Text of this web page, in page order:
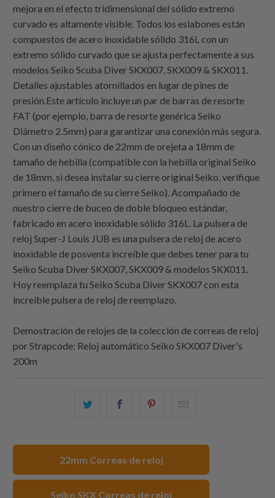
mejora en el efecto tridimensional del sólido extremo
curvado es altamente visible. Todos los eslabones están
compuestos de acero inoxidable sólido 316L con un
extremo sólido curvado que se ajusta perfectamente a sus
modelos Seiko Scuba Diver SKX007, SKX009 & SKX011.
Detalles ajustables atornillados en lugar de pines de
presión.Este artículo incluye un par de barras de resorte
FAT (por ejemplo, barra de resorte genérica Seiko
Diámetro 2.5mm) para garantizar una conexión más segura.
Con un diseño cónico de 22mm de orejeta a 18mm de
tamaño de hebilla (compatible con la hebilla original Seiko
de 18mm, si desea instalar su cierre original Seiko, verifique
primero el tamaño de su cierre Seiko). Acompañado de
nuestro cierre de buceo de doble bloqueo estándar,
fabricado en acero inoxidable sólido 316L. La pulsera de
reloj Super-J Louis JUB es una pulsera de reloj de acero
inoxidable de posventa increíble que debes tener para tu
Seiko Scuba Diver SKX007, SKX009 & modelos SKX011.
Hoy reemplaza tu Seiko Scuba Diver SKX007 con esta
increíble pulsera de reloj de reemplazo.
Demostración de relojes de la colección de correas de reloj
porStrapcode: Reloj automático Seiko SKX007 Diver's
200m
ComparteComparteCompartir
22mm Correas de reloj
Seiko SKX Correas de reloj